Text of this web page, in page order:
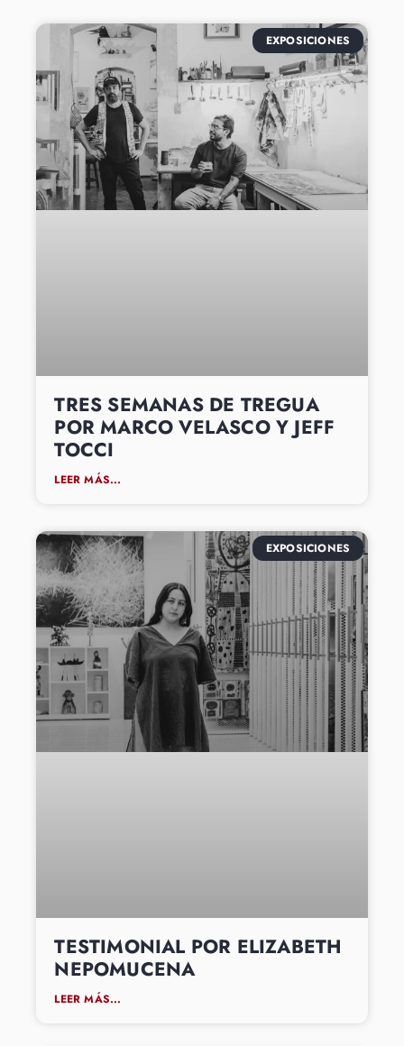
EXPOSICIONES
TRES SEMANAS DE TREGUA
POR MARCO VELASCO Y JEFF
TOCCI
LEER MÁS...
EXPOSICIONES
TESTIMONIAL POR ELIZABETH
NEPOMUCENA
LEER MÁS...